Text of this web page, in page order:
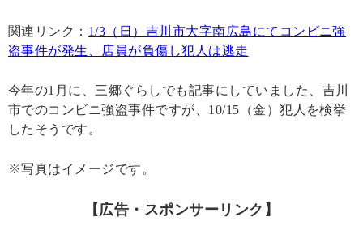
関連リンク： 1/3（日）吉川市大字南広島にてコンビニ強
盗事件が発生、店員が負傷し犯人は逃走
今年の1月に、三郷ぐらしでも記事にしていました、吉川
市でのコンビニ強盗事件ですが、10/15（金）犯人を検挙
したそうです。
※写真はイメージです。
【広告・スポンサーリンク】